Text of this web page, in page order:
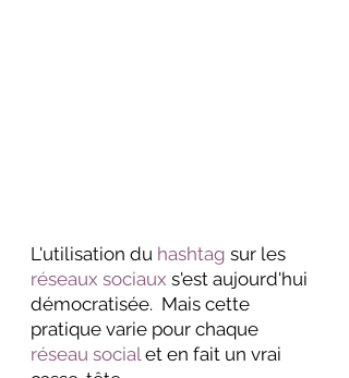
L'utilisation du hashtag sur les
réseaux sociaux s'est aujourd'hui
démocratisée.  Mais cette
pratique varie pour chaque
réseau social et en fait un vrai